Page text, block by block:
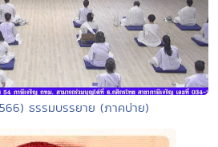
ธรรมบรรยาย (ภาคบ่าย)